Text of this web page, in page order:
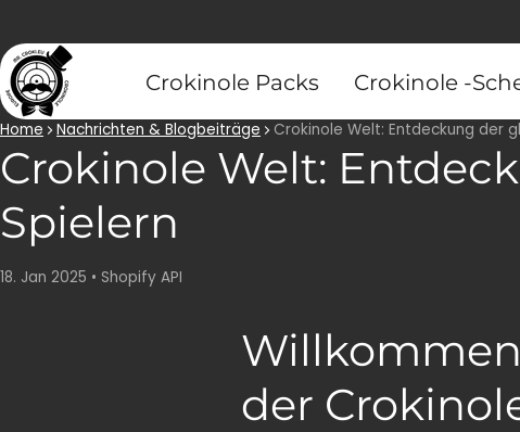
Crokinole Packs Crokinole -
Home Nachrichten & Blogbeiträge Crokinole Welt: Entdeckung der
Crokinole Welt:
Spielern
18. Jan 2025 • Shopify API
der